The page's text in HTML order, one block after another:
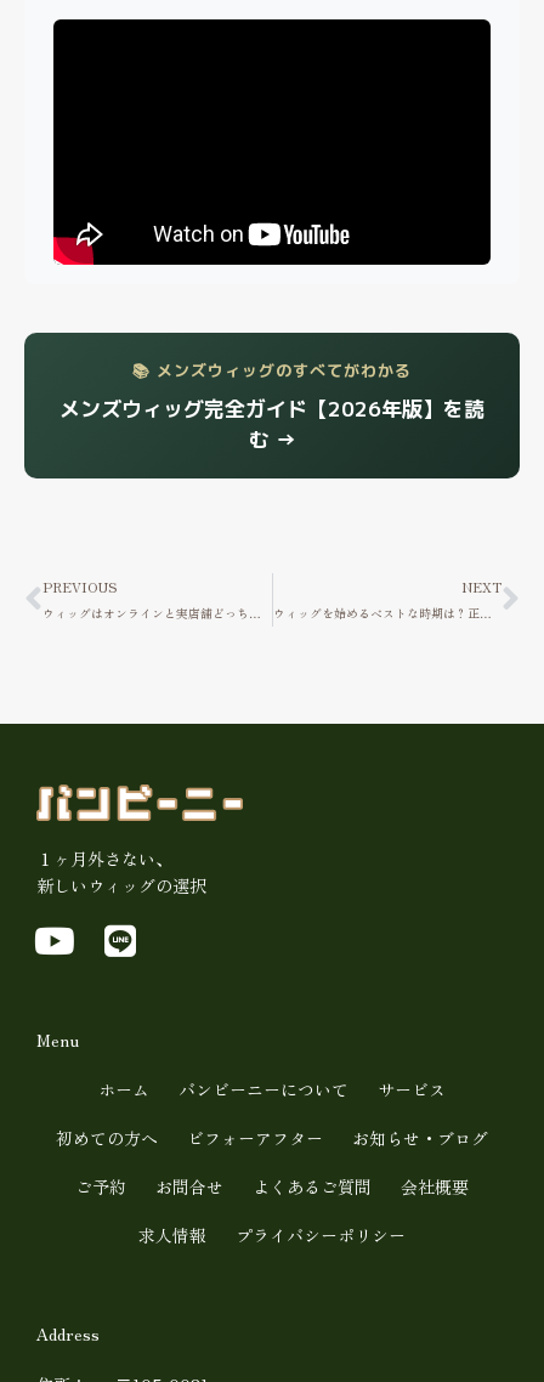
📚 メンズウィッグのすべてがわかる
メンズウィッグ完全ガイド【2026年版】を読
む →
Prev
PREVIOUS
ウィッグはオンラインと実店舗どっちがいい？
NEXT
ウィッグを始めるベストな時期は？正解は人それぞれという話
１ヶ月外さない、
新しいウィッグの選択
Y
t
b
e
L
Menu
ホーム バンビーニーについて
サービス
初めての方へ
ビフォーアフター
お知らせ・ブログ
ご予約
お問合せ よくあるご質問
会社概要
求人情報
プライバシーポリシー
Address